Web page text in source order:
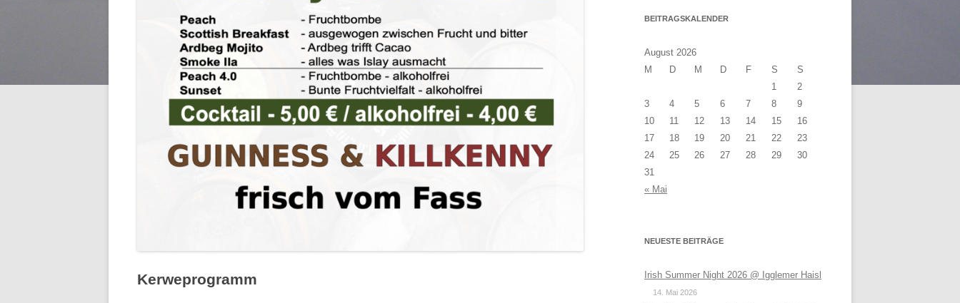
Kerweprogramm
BEITRAGSKALENDER
August 2026
M
D M D F S
S
1
2
3
4 5 6 7 8
9
10
11 12 13 14 15
16
17
18 19 20 21 22
23
24
25 26 27 28 29
30
31
« Mai
NEUESTE BEITRÄGE
Irish Summer Night 2026 @ Igglemer Haisl
14. Mai 2026